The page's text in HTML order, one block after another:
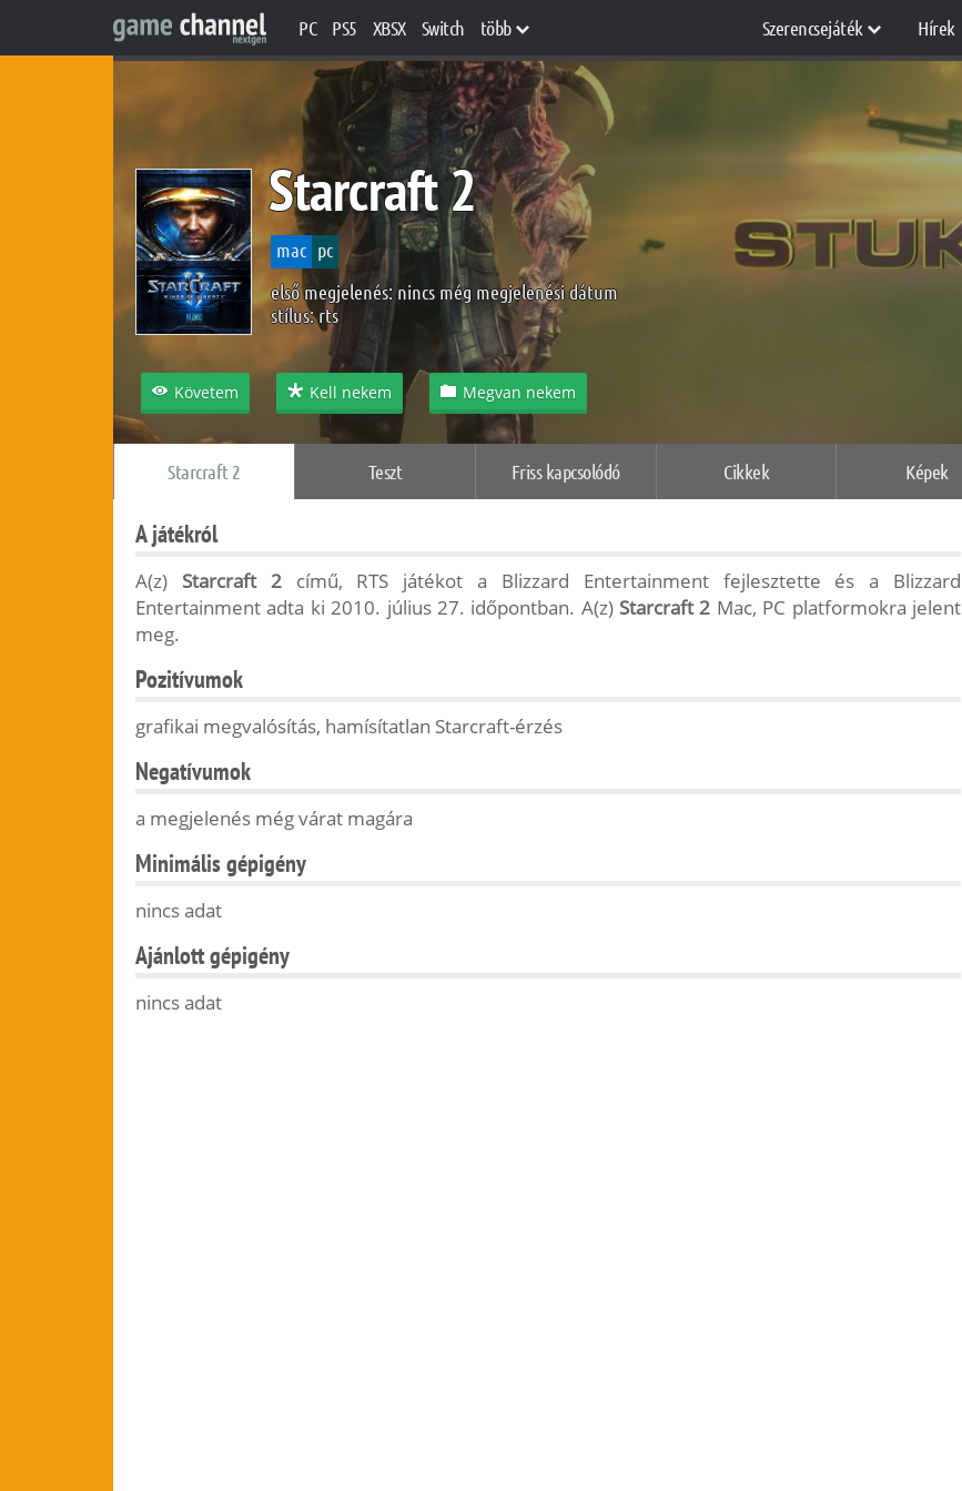
PC PS5 XBSX Switch több Szerencsejáték Hírek
Starcraft 2
Starcraft 2 Teszt Friss kapcsolódó Cikkek Képek
mac pc
első megjelenés: nincs még megjelenési dátum
stílus:rts
Követem Kell nekem Megvan nekem
A játékról
A(z) Starcraft 2című, RTS játékot a Blizzard Entertainment fejlesztette és a Blizzard
Entertainment adta ki 2010. július 27. időpontban. A(z) Starcraft 2 Mac, PC platformokra jelent
meg.
Pozitívumok
grafikai megvalósítás, hamísítatlan Starcraft-érzés
Negatívumok
a megjelenés még várat magára
Minimális gépigény
nincs adat
Ajánlott gépigény
nincs adat